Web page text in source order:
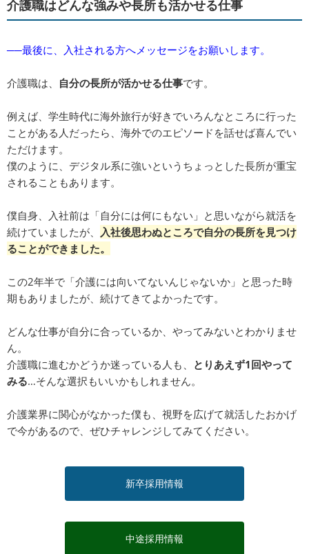
介護職はどんな強みや長所も活かせる仕事
──最後に、入社される方へメッセージをお願いします。
介護職は、 自分の長所が活かせる仕事です。
例えば、学生時代に海外旅行が好きでいろんなところに行った
ことがある人だったら、海外でのエピソードを話せば喜んでい
ただけます。
僕のように、デジタル系に強いというちょっとした長所が重宝
されることもあります。
僕自身、入社前は「自分には何にもない」と思いながら就活を
続けていましたが、 入社後思わぬところで自分の長所を見つけ
ることができました。
この2年半で「介護には向いてないんじゃないか」と思った時
期もありましたが、続けてきてよかったです。
どんな仕事が自分に合っているか、やってみないとわかりませ
ん。
介護職に進むかどうか迷っている人も、 とりあえず1回やって
みる…そんな選択もいいかもしれません。
介護業界に関心がなかった僕も、視野を広げて就活したおかげ
で今があるので、ぜひチャレンジしてみてください。
新卒採用情報
中途採用情報